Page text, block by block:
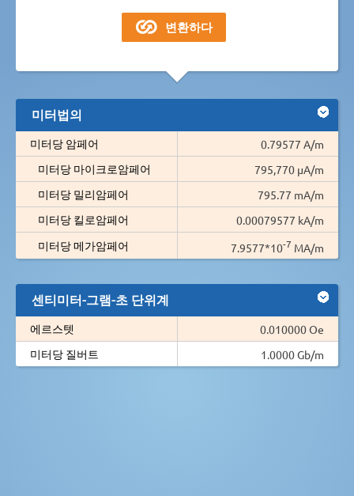
미터법의
미터당 암페어
0.79577 A/m
미터당 마이크로암페어
795,770 µA/m
미터당 밀리암페어
795.77 mA/m
미터당 킬로암페어
0.00079577 kA/m
미터당 메가암페어
7.9577*10-7 MA/m
센티미터-그램-초 단위계
에르스텟
0.010000 Oe
미터당 질버트
1.0000 Gb/m